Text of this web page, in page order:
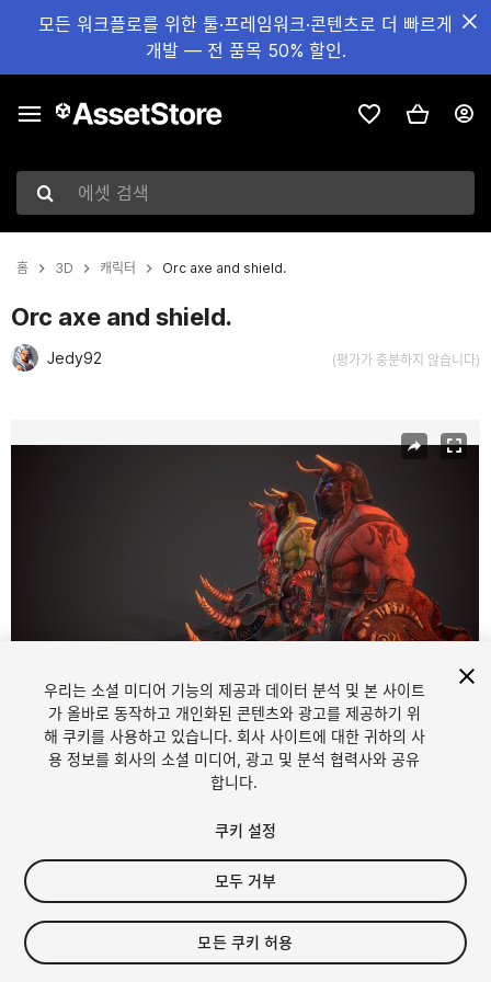
모든 워크플로를 위한 툴·프레임워크·콘텐츠로 더 빠르게
개발 — 전 품목 50% 할인.
에셋 검색
홈 3D 캐릭터 Orc axe and shield.
Orc axe and shield.
Jedy92 (평가가 충분하지 않습니다)
1/8
$14.99
세금/부가세는 결제 시 반영됩니다.
우리는 소셜 미디어 기능의 제공과 데이터 분석 및 본 사이트
가 올바로 동작하고 개인화된 콘텐츠와 광고를 제공하기 위
해 쿠키를 사용하고 있습니다. 회사 사이트에 대한 귀하의 사
용 정보를 회사의 소셜 미디어, 광고 및 분석 협력사와 공유
합니다.
쿠키 설정
모두 거부
모든 쿠키 허용